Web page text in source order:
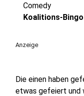
Comedy
Koalitions-
Anzeige
Die einen haben
etwas gefeiert und